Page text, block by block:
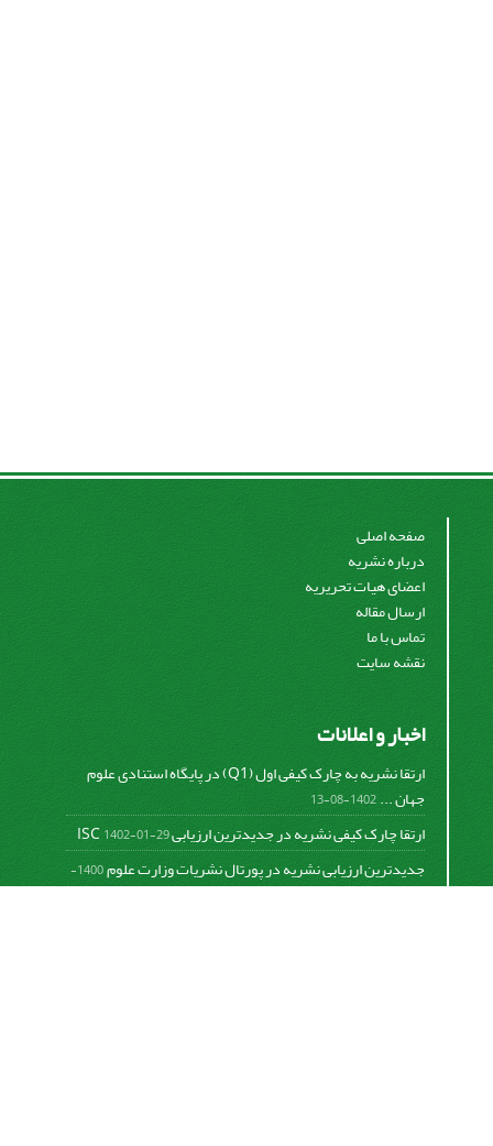
صفحه اصلی
درباره نشریه
اعضای هیات تحریریه
ارسال مقاله
تماس با ما
نقشه سایت
اخبار و اعلانات
ارتقا نشریه به چارک کیفی اول (Q1) در پایگاه استنادی علوم
جهان ...1402-08-13
ارتقا چارک کیفی نشریه در جدیدترین ارزیابی ISC1402-01-29
جدیدترین ارزیابی نشریه در پورتال نشریات وزارت علوم
1400-